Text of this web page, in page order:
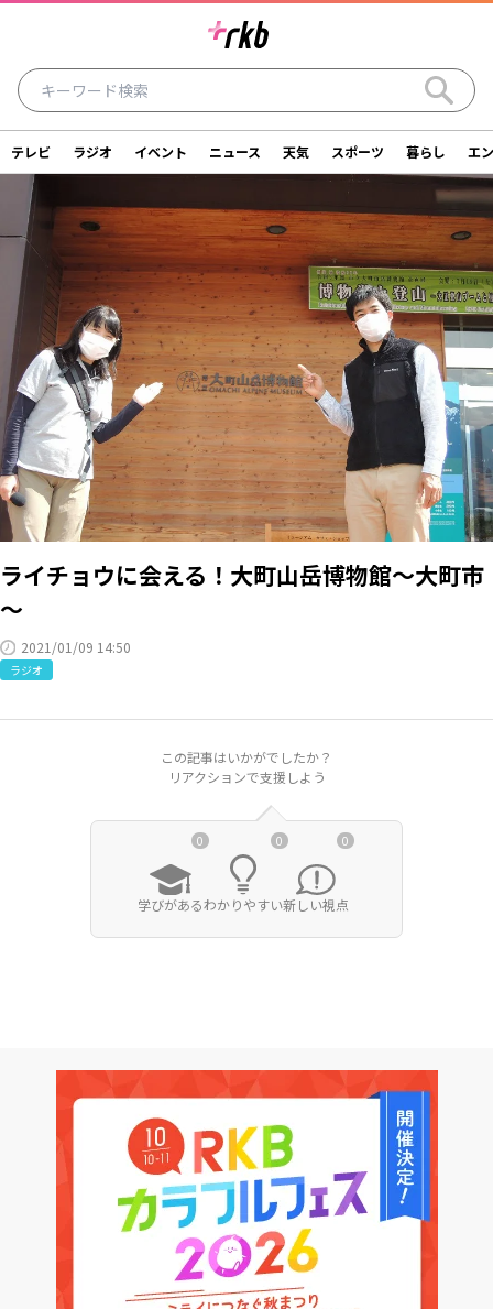
テレビ ラジオ イベント ニュース
スポーツ 暮らし エンタメ
SDGs アナウンサー ライター シリーズ
投稿 ショッピング SNS一覧
ご意見・お問い合わせ
後援依頼申請について
スタジオ見学について
採用情報について
会社情報
RKB毎日ホールディングス
関連会社
サイトポリシー
視聴データ取り扱いについて
利用者情報の外部送信について
テレビ ラジオ イベント ニュース 天気 スポーツ 暮らし エ
ライチョウに会える！大町山岳博物館～大町市
～
2021/01/09 14:50
ラジオ
この記事はいかがでしたか？
リアクションで支援しよう
0
学びがある
0
わかりやすい
0
新しい視点